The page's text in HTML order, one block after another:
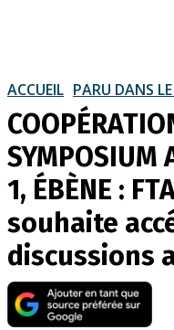
ACCUEIL PARU DANS
SYMPOSIUM
1, ÉBÈNE :
souhaite
discussions